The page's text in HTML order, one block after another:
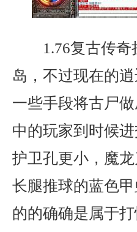
1.76复古传奇
岛，不过现在的
一些手段将古尸
中的玩家到时候
护卫孔更小，魔
长腿推球的蓝色
的的确确是属于